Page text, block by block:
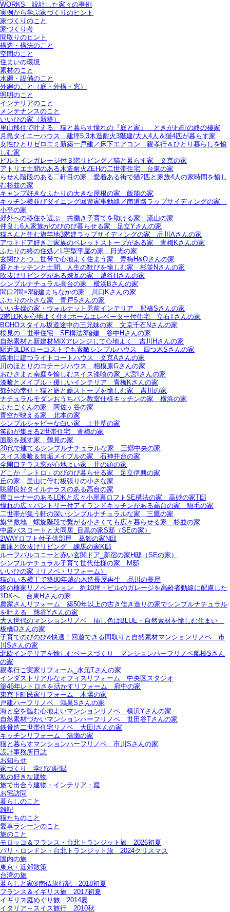
WORKS＿設計した家々の事例
実例から学ぶ家づくりのヒント
家づくりのこと
家づくり考
間取りのヒント
構造・構法のこと
空間のこと
住まいの環境
素材のこと
水廻・設備のこと
外廻のこと（庭・外構・窓）
照明のこと
インテリアのこと
メンテナンスのこと
いいひの家（新築）
里山移住で叶える、猫と暮らす憧れの『庭と家』＿ときがわ町の終の棲家
月島タイニーハウス＿建坪5.3木造耐火3階建/大人4人＆猫4匹が暮らす家
女性ひとりゼロエミ新築一戸建／床下エアコン＿親孝行＆ひとり暮らしを愉
しむ家
ビルトインガレージ付３階リビング／猫と暮らす家＿文京の家
アトリエ土間のある木造耐火ZEHの二世帯住宅＿台東の家
らせん階段のある二軒目の家＿愛着ある街で猫2匹と家族4人の家時間を愉し
む杉並の家
キャンプ好きなふたりの大きな屋根の家＿飯能の家
キッチン横並びダイニング回遊家事動線／南道路ラップサイディングの家＿
小平の家
郊外への移住を選ぶ＿共働き子育てを助ける家＿流山の家
仲良し6人家族がのびのび暮らせる家＿足立Yさんの家
猫さんと住む旗竿地3階建ラップサイディングの家＿品川Aさんの家
アウトドア好きご家族のペレットストーブがある家＿青梅Kさんの家
ふたりの終の住処／L字型平屋の家＿日光の家
玄関ひとつ二世帯で心地よく住まう家＿青梅H&Oさんの家
庭とキッチンと土間、人生の歓びを愉しむ家＿杉並Nさんの家
吹抜けリビングがある煉瓦の家＿越谷Hさんの家
シンプルナチュラル高台の家＿横浜Bさんの家
間口2間×3階建まちなかの家＿川口Kさんの家
ふたりの小さな家＿青戸Sさんの家
いい夫婦の家・ウォルナット男前インテリア＿船橋Sさんの家
2階LDKを心地よく住むホームエレベーター付住宅＿立石Tさんの家
BOHOスタイル坂道途中の三兄妹の家＿文京千石Nさんの家
桜見の二世帯住宅＿SE構法3階建＿谷中Hさんの家
自然素材と新建材MIXアレンジして心地よく＿吉川Hさんの家
駅近3LDKローコストでも素敵シンプルハウス＿四つ木Sさんの家
路地に建つライトコートハウス＿文京Aさんの家
川のほとりのコテージハウス＿相模原Gさんの家
おひさまと南庭を愉しむスイス漆喰の家_大宮Iさんの家
漆喰とメイプル・優しいインテリア＿青梅Kさんの家
郊外の幸せ・猫と庭と薪ストーブを愉しむ家＿吉川の家
ナチュラルモダンおうちパン教室仕様キッチンの家＿横浜の家
ふたごくんの家＿阿佐ヶ谷の家
青空が映える家＿北本の家
シンプルシャビーな白い家＿上井草の家
笑顔が集まる2世帯住宅＿青梅の家
面影を残す家＿鶴見の家
20代で建てるシンプルナチュラルな家＿三郷中央の家
スイス漆喰＆無垢メイプルの家＿石神井台の家
全開口テラス窓が心地よい家＿井の頭の家
どこか「レトロ」のびのび暮らせる家＿足立伊興の家
丘の家＿里山に佇む板張りの小さな家
眺望良好タイルテラスのある高台の家
畳コーナーのあるLDKと広々小屋裏ロフトSE構法の家＿高砂の家T邸
憧れの広々パントリー付アイランドキッチンがある高台の家＿稲毛の家
二世帯が集う軒の深いシンプルナチュラルな家＿三鷹の家
旗竿敷地＿螺旋階段で繋がる小さくても広々暮らせる家＿杉並の家
中庭バスコートと犬同居_目黒の家S邸（SEの家）
2WAYロフト付子供部屋＿葛飾の家N邸
書庫と吹抜けリビング 練馬の家K邸
ルーフバルコニーと赤い玄関ドア_新宿の家H邸（SEの家）
シンプルナチュラル子育て世代仕様の家 M邸
いいひの家（リノベ・リフォーム）
猫のいる横丁で築80年越の木造長屋再生＿品川の長屋
終の棲家リノベーション＿約10坪・ビルのガレージを高齢者動線に配慮した
1DKへ＿台東Hさんの家
農家さんリフォーム＿築50年以上の古き佳き造りの家でシンプルナチュラル
を叶える＿熊谷Yさんの家
大人世代のマンションリノベ＿挿し色はBLUE・自然素材を愉しむ住まい＿
板橋Oさんの家
子育てのびのび&快適！回遊できる間取りと自然素材マンションリノベ＿市
川Sさんの家
北欧インテリアを愉しむベースづくり＿マンションハーフリノベ船橋Sさん
の家
親孝行ご実家リフォーム_水元Tさんの家
インダストリアルなオフィスリフォーム＿中央区スタジオ
築46年レトロさを活かすリフォーム＿府中の家
東京下町民家リフォーム＿木場の家
戸建ハーフリノベ＿鴻巣Sさんの家
海と空を臨む心地よいマンションリノベ＿横浜Yさんの家
自然素材づかいマンションハーフリノベ＿世田谷Tさんの家
鉄骨造二世帯住宅リノベ＿大田Iさんの家
キッチンリフォーム＿清瀬の家
猫と暮らすマンションハーフリノベ＿市川Sさんの家
設計事務所日誌
お知らせ
家づくり 学びの記録
私の好きな建物
旅で出合う建物・インテリア・庭
お宅訪問
暮らしのこと
雑記
猫たちのこと
愛車ラシーンのこと
旅のこと
モロッコ＆フランス・台北トランジット旅＿2026初夏
パリ・ロンドン・台北トランジット旅＿2024クリスマス
国内の旅
東京・近郊散策
台湾の旅
暮らしと家®南仏旅行記＿2018初夏
フランス＆イギリス旅＿2017初夏
イギリス庭めぐり旅＿2014夏
イタリア～スイス旅行 2010秋